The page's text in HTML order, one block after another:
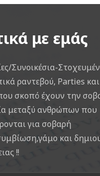
με εμάς
Συνοικέσια-
ραντεβού, Parties και
σκοπό έχουν την
μεταξύ ανθρώπων που
για σοβαρή
και
!!